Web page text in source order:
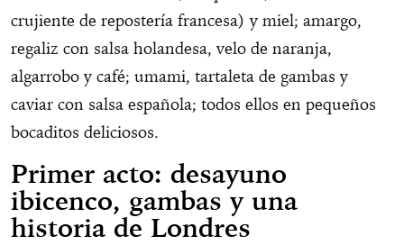
crujiente de repostería francesa) y miel; amargo,
regaliz con salsa holandesa, velo de naranja,
algarrobo y café; umami, tartaleta de gambas y
caviar con salsa española; todos ellos en pequeños
bocaditos deliciosos.
Primer acto: desayuno
ibicenco, gambas y una
historia de Londres